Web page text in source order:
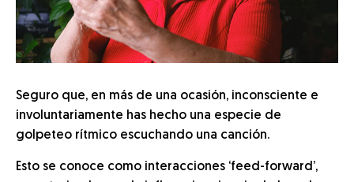
Seguro que, en más de una ocasión, inconsciente e
involuntariamente has hecho una especie de
golpeteo rítmico escuchando una canción.
Esto se conoce como interacciones ‘feed-forward’,